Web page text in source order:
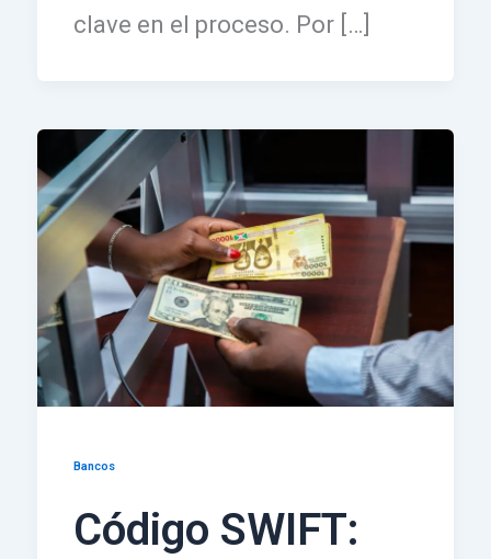
clave en el proceso. Por […]
Bancos
Código SWIFT: